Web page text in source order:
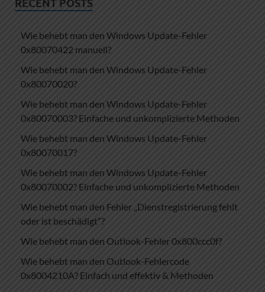
RECENT POSTS
Wie behebt man den Windows Update-Fehler
0x80070422 manuell?
Wie behebt man den Windows Update-Fehler
0x80070020?
Wie behebt man den Windows Update-Fehler
0x80070003? Einfache und unkomplizierte Methoden
Wie behebt man den Windows Update-Fehler
0x80070017?
Wie behebt man den Windows Update-Fehler
0x80070002? Einfache und unkomplizierte Methoden
Wie behebt man den Fehler „Dienstregistrierung fehlt
oder ist beschädigt“?
Wie behebt man den Outlook-Fehler 0x800ccc0f?
Wie behebt man den Outlook-Fehlercode
0x8004210A? Einfach und effektiv & Methoden